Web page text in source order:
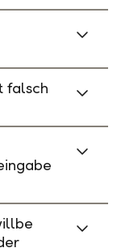
falsch